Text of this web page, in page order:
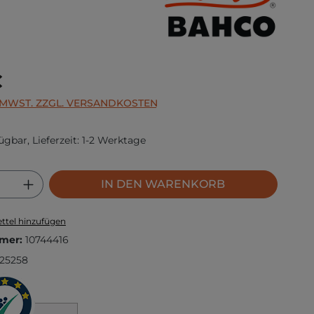
ZZGL. VERSANDKOSTEN
Lieferzeit: 1-2 Werktage
Gib den gewünschten Wert
IN DEN WARENKORB
hinzufügen
10744416